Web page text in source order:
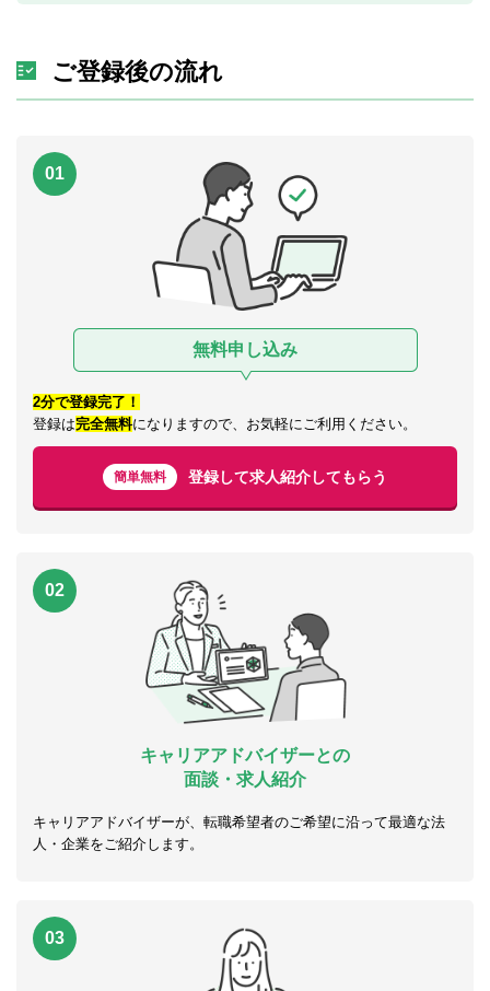
ご登録後の流れ
01
無料申し込み
2分で登録完了！
登録は完全無料になりますので、お気軽にご利用ください。
簡単無料 登録して求人紹介してもらう
02
キャリアアドバイザーとの
面談・求人紹介
キャリアアドバイザーが、転職希望者のご希望に沿って最適な法
人・企業をご紹介します。
03